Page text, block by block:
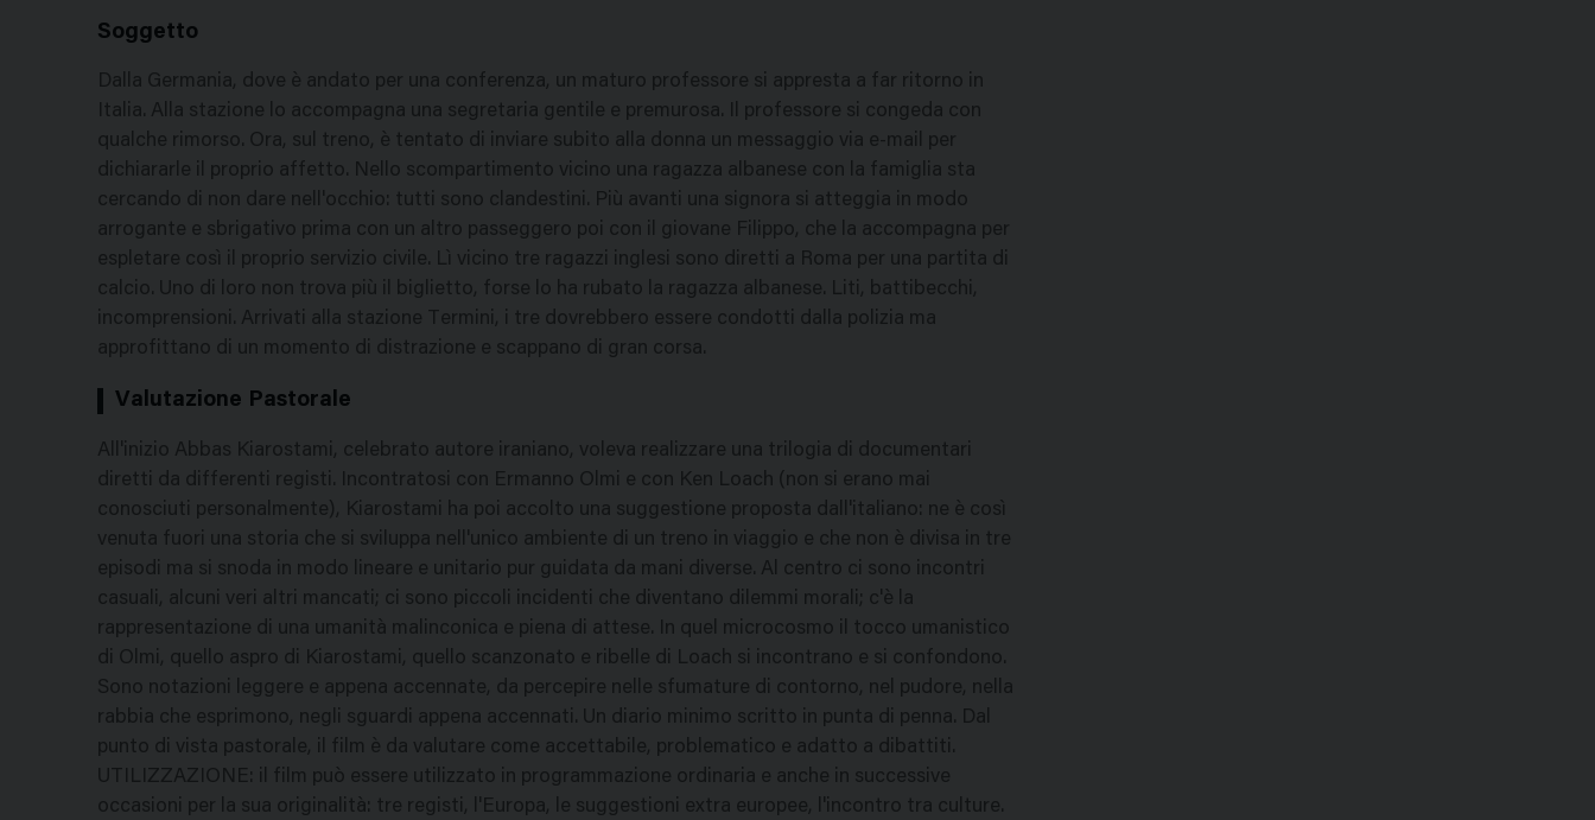
Soggetto
Dalla Germania, dove è andato per una conferenza, un maturo professore si appresta a far ritorno in
Italia. Alla stazione lo accompagna una segretaria gentile e premurosa. Il professore si congeda con
qualche rimorso. Ora, sul treno, è tentato di inviare subito alla donna un messaggio via e-mail per
dichiararle il proprio affetto. Nello scompartimento vicino una ragazza albanese con la famiglia sta
cercando di non dare nell'occhio: tutti sono clandestini. Più avanti una signora si atteggia in modo
arrogante e sbrigativo prima con un altro passeggero poi con il giovane Filippo, che la accompagna per
espletare così il proprio servizio civile. Lì vicino tre ragazzi inglesi sono diretti a Roma per una partita di
calcio. Uno di loro non trova più il biglietto, forse lo ha rubato la ragazza albanese. Liti, battibecchi,
incomprensioni. Arrivati alla stazione Termini, i tre dovrebbero essere condotti dalla polizia ma
approfittano di un momento di distrazione e scappano di gran corsa.
Valutazione Pastorale
All'inizio Abbas Kiarostami, celebrato autore iraniano, voleva realizzare una trilogia di documentari
diretti da differenti registi. Incontratosi con Ermanno Olmi e con Ken Loach (non si erano mai
conosciuti personalmente), Kiarostami ha poi accolto una suggestione proposta dall'italiano: ne è così
venuta fuori una storia che si sviluppa nell'unico ambiente di un treno in viaggio e che non è divisa in tre
episodi ma si snoda in modo lineare e unitario pur guidata da mani diverse. Al centro ci sono incontri
casuali, alcuni veri altri mancati; ci sono piccoli incidenti che diventano dilemmi morali; c'è la
rappresentazione di una umanità malinconica e piena di attese. In quel microcosmo il tocco umanistico
di Olmi, quello aspro di Kiarostami, quello scanzonato e ribelle di Loach si incontrano e si confondono.
Sono notazioni leggere e appena accennate, da percepire nelle sfumature di contorno, nel pudore, nella
rabbia che esprimono, negli sguardi appena accennati. Un diario minimo scritto in punta di penna. Dal
punto di vista pastorale, il film è da valutare come accettabile, problematico e adatto a dibattiti.
UTILIZZAZIONE: il film può essere utilizzato in programmazione ordinaria e anche in successive
occasioni per la sua originalità: tre registi, l'Europa, le suggestioni extra europee, l'incontro tra culture.